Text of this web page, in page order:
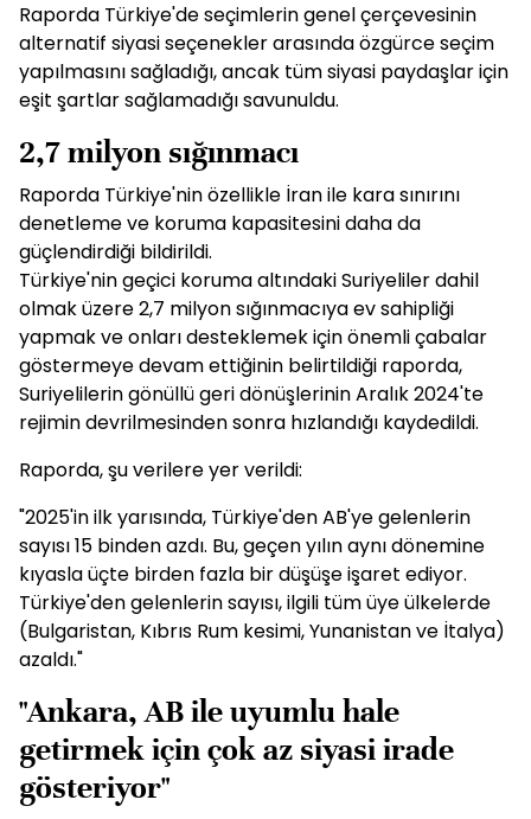
Raporda Türkiye'de seçimlerin genel çerçevesinin
alternatif siyasi seçenekler arasında özgürce seçim
yapılmasını sağladığı, ancak tüm siyasi paydaşlar için
eşit şartlar sağlamadığı savunuldu.
2,7 milyon sığınmacı
Raporda Türkiye'nin özellikle İran ile kara sınırını
denetleme ve koruma kapasitesini daha da
güçlendirdiği bildirildi.
Türkiye'nin geçici koruma altındaki Suriyeliler dahil
olmak üzere 2,7 milyon sığınmacıya ev sahipliği
yapmak ve onları desteklemek için önemli çabalar
göstermeye devam ettiğinin belirtildiği raporda,
Suriyelilerin gönüllü geri dönüşlerinin Aralık 2024'te
rejimin devrilmesinden sonra hızlandığı kaydedildi.
Raporda, şu verilere yer verildi:
"2025'in ilk yarısında, Türkiye'den AB'ye gelenlerin
sayısı 15 binden azdı. Bu, geçen yılın aynı dönemine
kıyasla üçte birden fazla bir düşüşe işaret ediyor.
Türkiye'den gelenlerin sayısı, ilgili tüm üye ülkelerde
(Bulgaristan, Kıbrıs Rum kesimi, Yunanistan ve İtalya)
azaldı."
"Ankara, AB ile uyumlu hale
getirmek için çok az siyasi irade
gösteriyor"